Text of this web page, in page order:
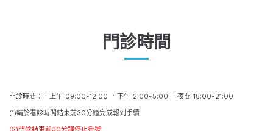
門診時間
門診時間：．上午 09:00-12:00 ．下午 2:00-5:00 ．夜間 18:00-21:00
(1)請於看診時間結束前30分鐘完成報到手續